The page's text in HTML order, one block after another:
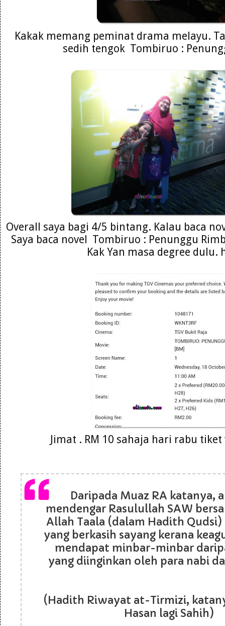
Kakak memang peminat drama melayu.
sedih tengok Tombiruo :
Overall saya bagi 4/5 bintang. Kalau baca
Saya baca novel Tombiruo : Penunggu
Kak Yan masa degree dulu.
Jimat . RM 10 sahaja hari rabu
Daripada Muaz RA katanya,
mendengar Rasulullah SAW
Allah Taala (dalam Hadith
yang berkasih sayang kerana
mendapat minbar-minbar
yang diinginkan oleh para nabi
(Hadith Riwayat at-Tirmizi,
Hasan lagi Sahih)